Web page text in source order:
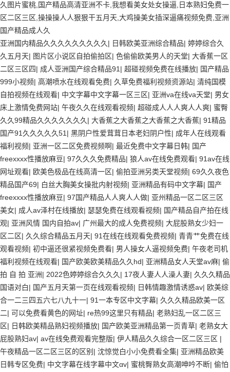
久图片蜜桃,国产精品高清亚洲不卡,我想看美女处女操逼,日本熟妇免费一
区二区三区,操操操人人狠狠干五月天,大鸡操美女插深逼痛视频免费,亚洲
国产精品成人久
亚洲国内精品久久久久久久久久久 | 日韩欧美亚洲综合精品| 婷婷综合久
久五月天| 图片区小说区自拍偷拍区| 色偷偷欧美男人的天堂| 大香蕉一区
二区三区四| 成人亚洲国产综合精品91 | 超碰视频免费在线播放| 国产精品
999小视频| 高潮喷水在线观看免费| 久草免费福利视频资源站| 清纯国模
自拍视频在线观看| 中文字幕中文字幕一区三区| 亚洲va在线va天堂| 男女
床上激情免费网站| 午夜久久在线观看视频| 超碰成人人人爽人人爽| 蜜臀
久久99精品久久久久久久久 | 大香蕉之大香蕉之大香蕉之大香蕉| 91精品
国产91久久久久久51 | 黑阴户性爱茸茸日本老妇阴户性| 成年人在线观看
福利视频| 亚洲一区二区免费视频啊| 最近免费中文字幕日韩| 国产
freexxxx性播放麻豆| 97久久久免费精品| 狼人av在线免费观看| 91av在线
网址观看| 欧美色极品在线高清一区| 偷拍亚洲另类天堂视频| 69久久夜色
精品国产69| 白丝大胸美女操批内射视频| 亚洲精品有码中文字幕| 国产
freexxxx性播放麻豆| 97国产精品人人爽人人做| 亚州精品一区二区三区
美女| 成人av泽村在线播放| 瑟瑟免费在线观看视频| 国产精品自产拍在线
观| 亚洲风情 国内自拍av| 广州最大的成人免费视频| 大屁股熟女少妇一
区二区| 久久综合精品五月天| 91在线在线观看免费视频| 青青艹免费在线
观看视频| 初中逼还很紧视频免费看| 男人操女人逼视频免费| 午夜老司机
福利视频在线观看| 国产欧美欧美精品久久hd| 亚洲精品女人天堂av麻| 偷
拍 自 拍 亚洲| 2022色婷婷综合久久久 | 17夜人妻人人澡人妻| 久久久精品
国语对白| 国产五月天第一页在线观看视频| 日韩情趣激情诱惑av| 欧美综
合一二三四五六七八九十一| 91一本专区中文字幕| 久久久精品欧美一区
二| 可以免费看黄色的网址| re热99这里只有精品| 老熟妇乱一区二区三
区| 日韩欧美精品熟妇视频播放| 国产欧美亚洲精品第一页青草| 老熟女大
屁股熟妇av| av在线免费观看完整版| 伊人精品久久综合一区二区三区 |
午夜精品一区二区三区的区别 | 沈惊觉白小小免费看全集| 亚洲精品欧美
日韩专区免费| 中文字幕在线字幕中文αv| 蜜桃臀熟女高潮呻吟不断| 偷怕